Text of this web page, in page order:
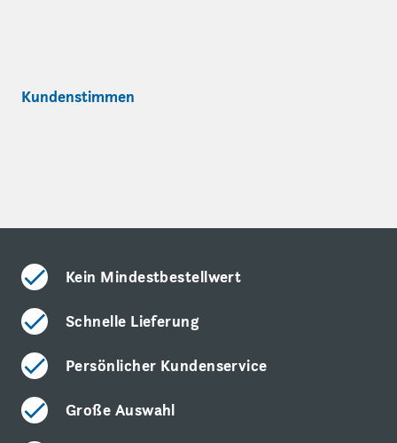
Kundenstimmen
Kein Mindestbestellwert
Schnelle Lieferung
Persönlicher Kundenservice
Große Auswahl